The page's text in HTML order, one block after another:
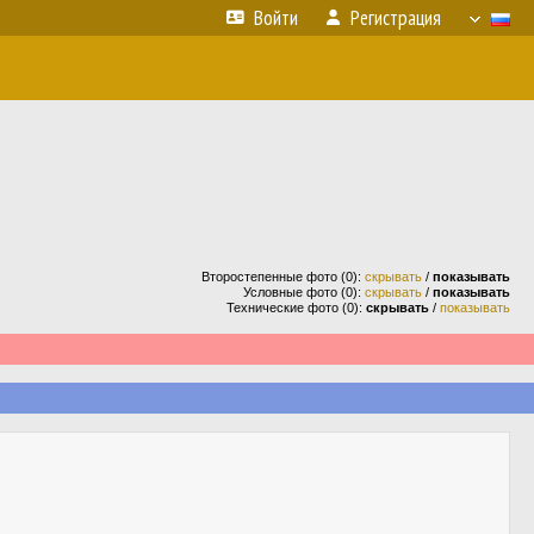
Войти Регистрация
Второстепенные фото (0): скрывать / показывать
Условные фото (0): скрывать / показывать
Технические фото (0): скрывать / показывать